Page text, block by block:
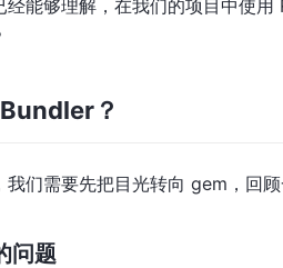
经能够理解，在我们的项目中使
？
我们需要先把目光转向 gem，回
问题